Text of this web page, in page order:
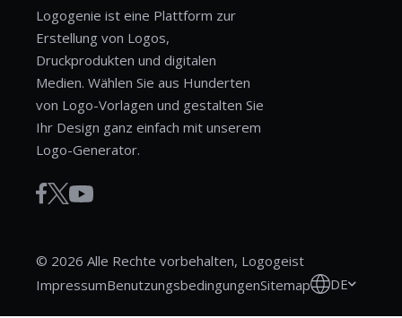
Logogenie ist eine Plattform zur
Erstellung von Logos,
Druckprodukten und digitalen
Medien. Wählen Sie aus Hunderten
von Logo-Vorlagen und gestalten Sie
Ihr Design ganz einfach mit unserem
Logo-Generator.
© 2026 Alle Rechte vorbehalten, Logogeist
ImpressumBenutzungsbedingungenSitemap DE